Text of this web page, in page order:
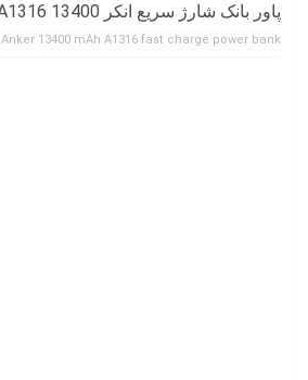
پاور بانک شارژ سریع انکر 13400 mAh A1316
Anker 13400 mAh A1316 fast charge power bank